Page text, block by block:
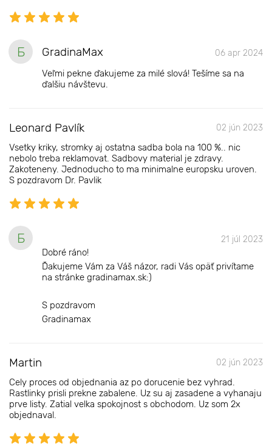
Б GradinaMax 06 apr 2024
Veľmi pekne ďakujeme za milé slová! Tešíme sa na
ďalšiu návštevu.
Leonard Pavlík 02 jún 2023
Vsetky kriky, stromky aj ostatna sadba bola na 100 %.. nic
nebolo treba reklamovat. Sadbovy material je zdravy.
Zakoteneny. Jednoducho to ma minimalne europsku uroven.
S pozdravom Dr. Pavlik
Б 21 júl 2023
Dobré ráno!
Ďakujeme Vám za Váš názor, radi Vás opäť privítame
na stránke gradinamax.sk:)
S pozdravom
Gradinamax
Martin 02 jún 2023
Cely proces od objednania az po dorucenie bez vyhrad.
Rastlinky prisli prekne zabalene. Uz su aj zasadene a vyhanaju
prve listy. Zatial velka spokojnost s obchodom. Uz som 2x
objednaval.